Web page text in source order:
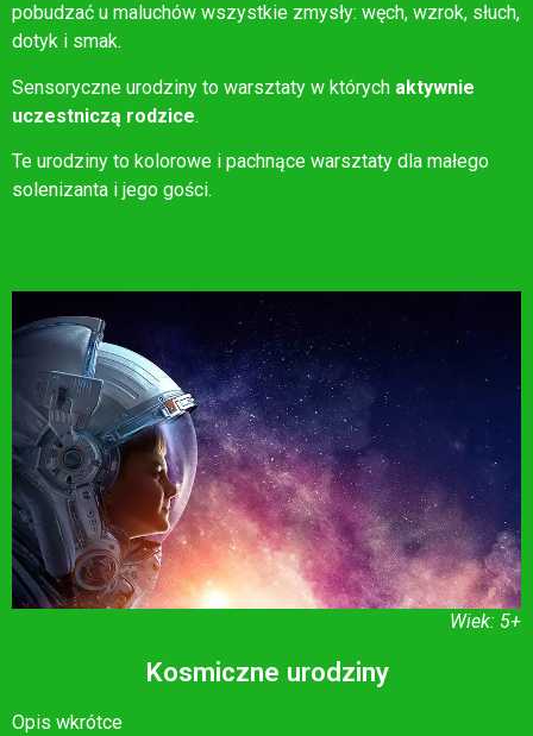
pobudzać u maluchów wszystkie zmysły: węch, wzrok, słuch,
dotyk i smak.
Sensoryczne urodziny to warsztaty w których aktywnie
uczestniczą rodzice.
Te urodziny to kolorowe i pachnące warsztaty dla małego
solenizanta i jego gości.
Wiek: 5+
Kosmiczne urodziny
Opis wkrótce